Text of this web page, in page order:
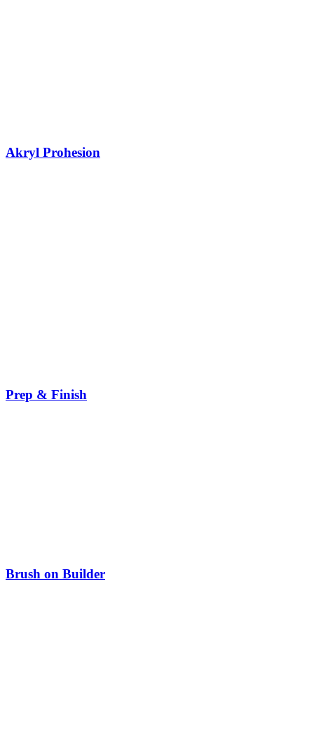
Akryl Prohesion
Prep & Finish
Brush on Builder